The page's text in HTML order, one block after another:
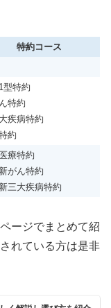
特約コース
型特約
特約
疾病特約
約
療特約
がん特約
三大疾病特約
ージでまとめて紹
れている方は是非